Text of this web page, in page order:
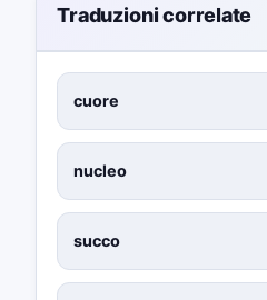
Traduzioni correlate
cuore
nucleo
succo